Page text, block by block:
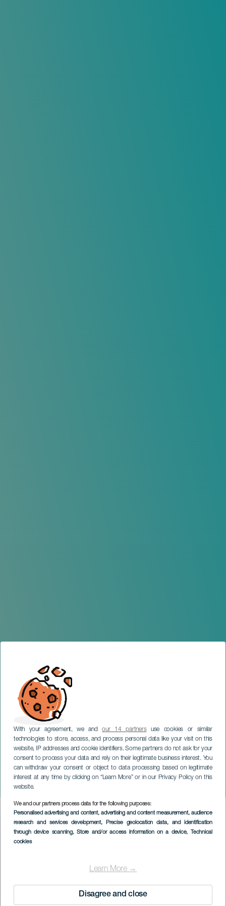
With your agreement, we andour 14 partnersuse cookies or similar
technologies to store, access, and process personal data like your visit on this
website, IP addresses and cookie identifiers. Some partners do not ask for your
consent to process your data and rely on their legitimate business interest. You
can withdraw your consent or object to data processing based on legitimate
interest at any time by clicking on “Learn More” or in our Privacy Policy on this
website.
We and our partners process data for the following purposes:
Personalised advertising and content, advertising and content measurement, audience
research and services development, Precise geolocation data, and identification
through device scanning, Store and/or access information on a device, Technical
cookies
Learn More →
Disagree and close
Carnaval de jour
LANZAROTE
Imagen
Listado